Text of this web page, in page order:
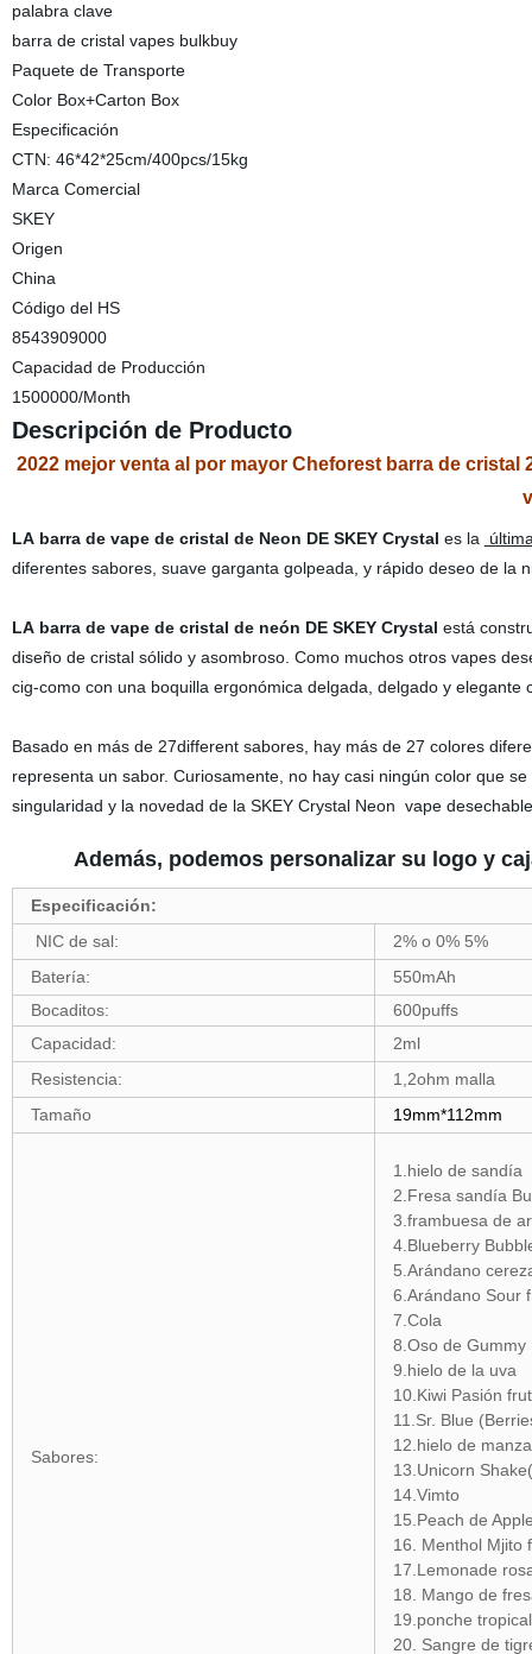
palabra clave
barra de cristal vapes bulkbuy
Paquete de Transporte
Color Box+Carton Box
Especificación
CTN: 46*42*25cm/400pcs/15kg
Marca Comercial
SKEY
Origen
China
Código del HS
8543909000
Capacidad de Producción
1500000/Month
Descripción de Producto
2022 mejor venta al por mayor Cheforest barra de
LA barra de vape de cristal de Neon DE SKEY Crystal es la
diferentes sabores, suave garganta golpeada, y rápido deseo de la
LA barra de vape de cristal de neón DE SKEY Crystal está
diseño de cristal sólido y asombroso. Como muchos otros vapes
cig-como con una boquilla ergonómica delgada, delgado y elegante
Basado en más de 27different sabores, hay más de 27 colores
representa un sabor. Curiosamente, no hay casi ningún color que
singularidad y la novedad de la SKEY Crystal Neon vape
Además, podemos personalizar su logo y
Especificación:
NIC de sal:
2% o 0% 5%
Batería:
550mAh
Bocaditos:
600puffs
Capacidad:
2ml
Resistencia:
1,2ohm malla
Tamaño
19mm*112mm
Sabores:
1.hielo de sandía
2.Fresa sandía
3.frambuesa de
4.Blueberry
5.Arándano
6.Arándano Sour
7.Cola
8.Oso de Gummy
9.hielo de la uva
10.Kiwi Pasión
11.Sr. Blue
12.hielo de
13.Unicorn
14.Vimto
15.Peach de
16. Menthol Mjito
17.Lemonade
18. Mango de
19.ponche
20. Sangre de